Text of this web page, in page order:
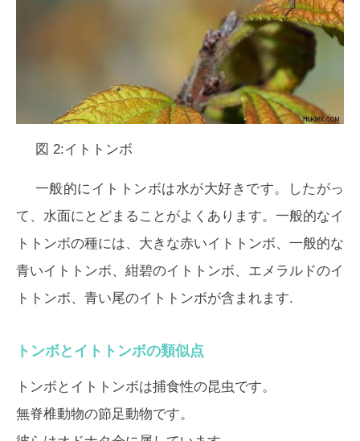
図 2:イトトンボ
一般的にイトトンボは水が大好きです。したがっ
て、水面にとどまることがよくあります。一般的なイ
トトンボの種には、大きな赤いイトトンボ、一般的な
青いイトトンボ、紺碧のイトトンボ、エメラルドのイ
トトンボ、青い尾のイトトンボが含まれます.
トンボとイトトンボの類似点
トンボとイトトンボは捕食性の昆虫です。
無脊椎動物の節足動物です。